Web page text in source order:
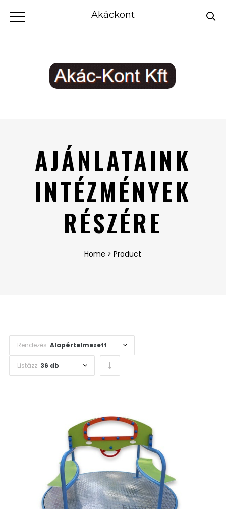
Akáckont
AJÁNLATAINK
INTÉZMÉNYEK
RÉSZÉRE
Home >Product
Rendezés: Alapértelmezett
Listázz: 36 db